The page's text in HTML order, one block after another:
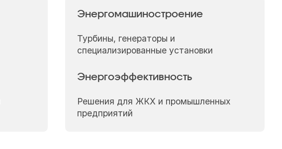
Энергомашиностроение
Турбины, генераторы и
специализированные установки
Энергоэффективность
Решения для ЖКХ и промышленных
предприятий